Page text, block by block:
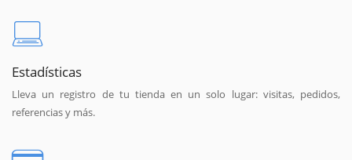
Estadísticas
Lleva un registro de tu tienda en un solo lugar: visitas, pedidos,
referencias y más.